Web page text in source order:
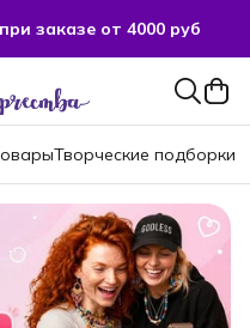
заказе от 4000 руб
Творческие подборки